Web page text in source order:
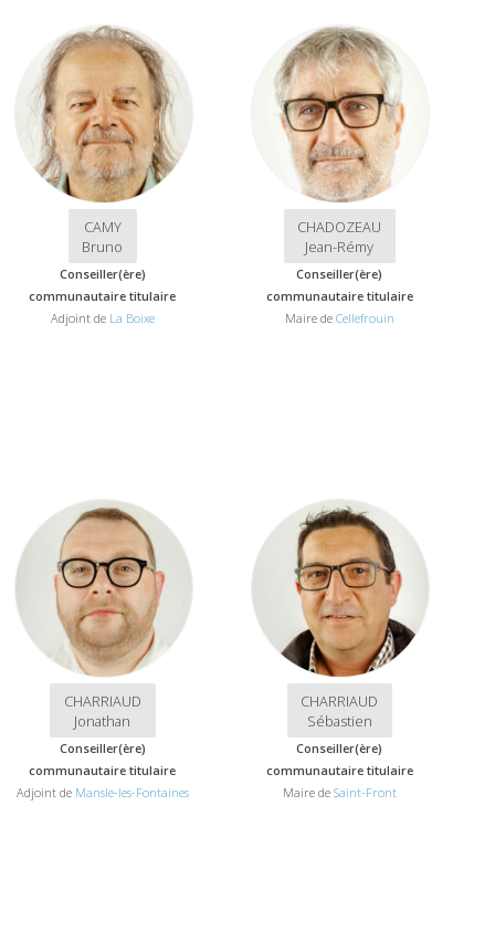
CAMY
Bruno
Conseiller(ère)
communautaire titulaire
Adjoint de La Boixe
CHADOZEAU
Jean-Rémy
Conseiller(ère)
communautaire titulaire
Maire de Cellefrouin
CHARRIAUD
Jonathan
Conseiller(ère)
communautaire titulaire
Adjoint de Mansle-les-Fontaines
CHARRIAUD
Sébastien
Conseiller(ère)
communautaire titulaire
Maire de Saint-Front